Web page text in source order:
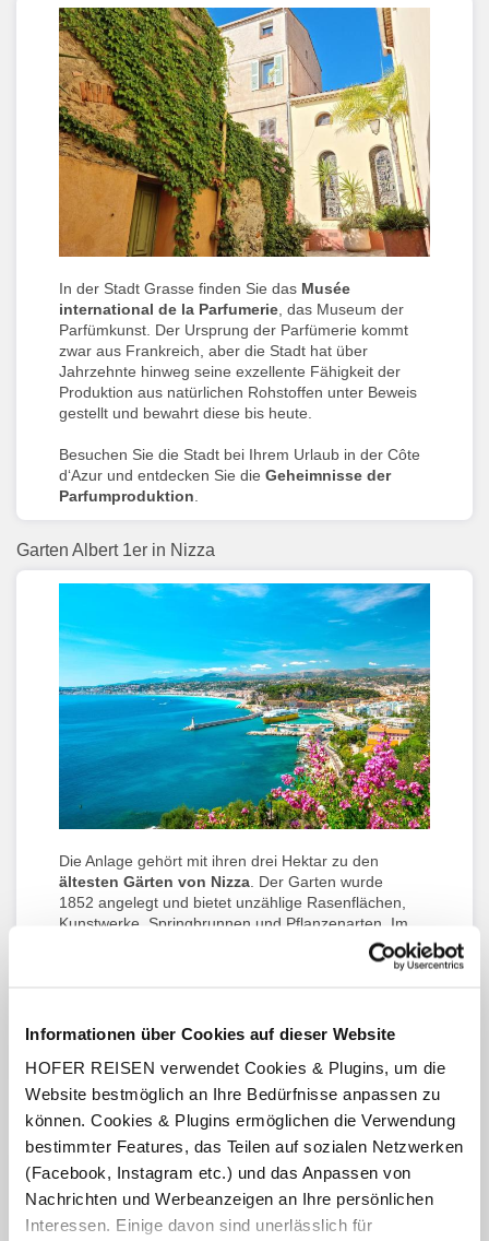
Informationen über Cookies auf dieser Website
HOFER REISEN verwendet Cookies & Plugins, um die
Website bestmöglich an Ihre Bedürfnisse anpassen zu
können. Cookies & Plugins ermöglichen die Verwendung
bestimmter Features, das Teilen auf sozialen Netzwerken
(Facebook, Instagram etc.) und das Anpassen von
Nachrichten und Werbeanzeigen an Ihre persönlichen
Interessen. Einige davon sind unerlässlich für
In der Stadt Grasse finden Sie das Musée
international de la Parfumerie , das Museum der
Parfümkunst. Der Ursprung der Parfümerie kommt
zwar aus Frankreich, aber die Stadt hat über
Jahrzehnte hinweg seine exzellente Fähigkeit der
Produktion aus natürlichen Rohstoffen unter Beweis
gestellt und bewahrt diese bis heute.
Besuchen Sie die Stadt bei Ihrem Urlaub in der Côte
d‘Azur und entdecken Sie die Geheimnisse der
Parfumproduktion
Garten Albert 1er in Nizza
Die Anlage gehört mit ihren drei Hektar zu den
ältesten Gärten von Nizza. Der Garten wurde
1852 angelegt und bietet unzählige Rasenflächen,
Kunstwerke, Springbrunnen und Pflanzenarten. Im
Herzen des Parks finden das ganze Jahr über viele
den Park oder betrachten Sie die unterschiedlichen
d‘Azur.
Kapelle und Leuchtturm von Garoupe am Cap d'Antibes